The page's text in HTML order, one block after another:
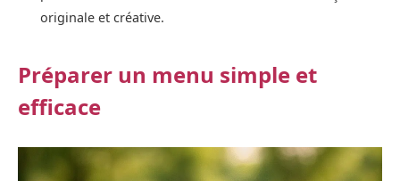
originale et créative.
Préparer un menu simple et
efficace